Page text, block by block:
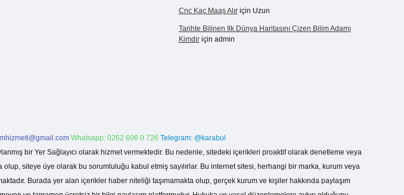
Cnc Kaç Maaş Alıriçin Uzun
Tarihte Bilinen Ilk Dünya Haritasını Çizen Bilim Adamı
Kimdiriçin admin
Whatsapp: 0262 606 0 726 Telegram: @karabul
bir Yer Sağlayıcı olarak hizmet vermektedir. Bu nedenle, sitedeki içerikleri proaktif olarak denetleme veya
siteye üye olarak bu sorumluluğu kabul etmiş sayılırlar. Bu internet sitesi, herhangi bir marka, kurum veya
Burada yer alan içerikler haber niteliği taşımamakta olup, gerçek kurum ve kişiler hakkında paylaşım